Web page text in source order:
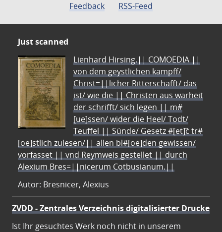
Feedback
RSS-Feed
Just scanned
Lienhard Hirsing.|| COMOEDIA ||
von dem geystlichen kampff/
Christ=||licher Ritterschafft/ das
ist/ wie die || Christen aus warheit
der schrifft/ sich legen || m#
[ue]ssen/ wider die Heel/ Todt/
Teuffel || Sünde/ Gesetz #[et]c̃ tr#
[oe]stlich zulesen/|| allen bl#[oe]den gewissen/
vorfasset || vnd Reymweis gestellet || durch
Alexium Bres=||nicerum Cotbusianum.||
Autor: Bresnicer, Alexius
ZVDD - Zentrales Verzeichnis digitalisierter Drucke
Ist Ihr gesuchtes Werk noch nicht in unserem